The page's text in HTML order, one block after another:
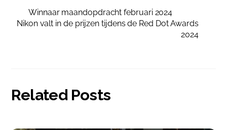
Winnaar maandopdracht februari 2024
Nikon valt in de prijzen tijdens de Red Dot Awards
2024
Related Posts